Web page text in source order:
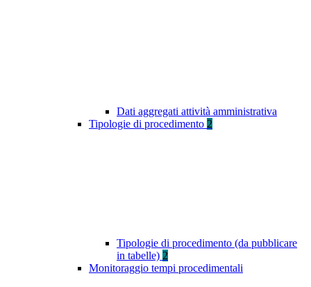
Dati aggregati attività amministrativa
Tipologie di procedimento 2
Tipologie di procedimento (da pubblicare
in tabelle) 2
Monitoraggio tempi procedimentali